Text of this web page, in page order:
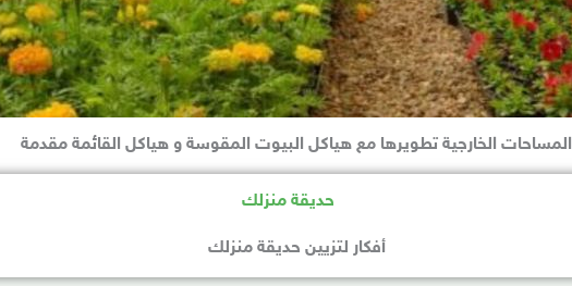
المساحات الخارجية تطويرها مع هياكل البيوت المقوسة و هياكل القائمة مقدمة
أفكار لتزيين حديقة منزلك